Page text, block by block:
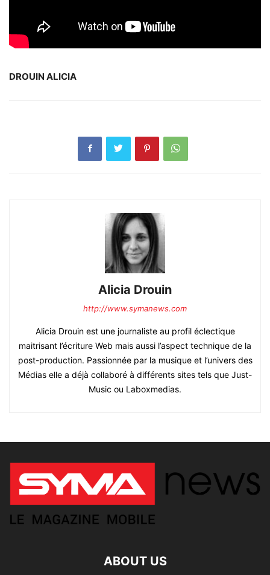
DROUIN ALICIA
Alicia Drouin
http://www.symanews.com
Alicia Drouin est une journaliste au profil éclectique
maitrisant l’écriture Web mais aussi l’aspect technique de la
post-production. Passionnée par la musique et l’univers des
Médias elle a déjà collaboré à différents sites tels que Just-
Music ou Laboxmedias.
ABOUT US